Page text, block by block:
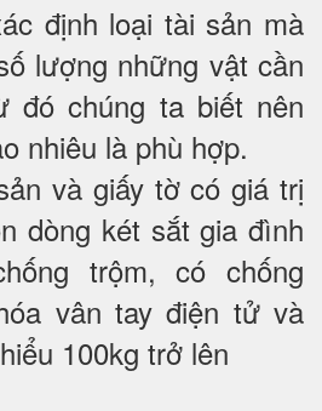
định loại tài sản mà
lượng những vật cần
đó chúng ta biết nên
nhiêu là phù hợp.
và giấy tờ có giá trị
dòng két sắt gia đình
trộm, có chống
vân tay điện tử và
100kg trở lên